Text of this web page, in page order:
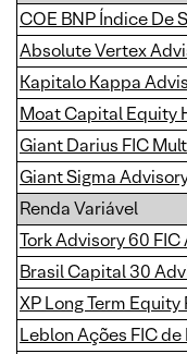
COE BNP Índice De
Absolute Vertex
Kapitalo Kappa
Moat Capital Equity
Giant Darius FIC
Giant Sigma
Renda Variável
Tork Advisory 60 FIC
Brasil Capital 30
XP Long Term
Leblon Ações FIC de